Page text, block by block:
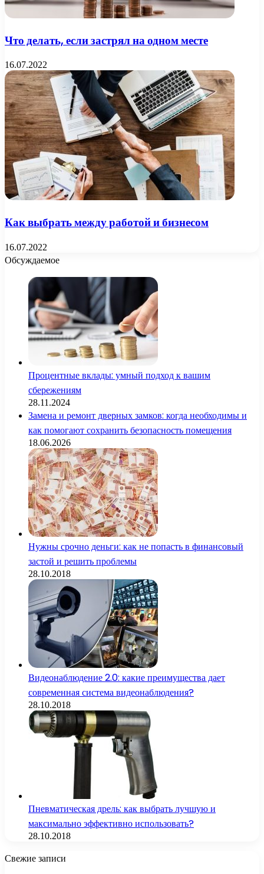
Что делать, если застрял на одном месте
16.07.2022
Как выбрать между работой и бизнесом
16.07.2022
Обсуждаемое
Процентные вклады: умный подход к вашим
сбережениям
28.11.2024
Замена и ремонт дверных замков: когда необходимы и
как помогают сохранить безопасность помещения
18.06.2026
Нужны срочно деньги: как не попасть в финансовый
застой и решить проблемы
28.10.2018
Видеонаблюдение 2.0: какие преимущества дает
современная система видеонаблюдения?
28.10.2018
Пневматическая дрель: как выбрать лучшую и
максимально эффективно использовать?
28.10.2018
Свежие записи